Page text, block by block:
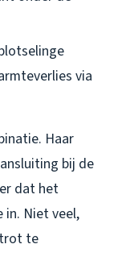
via
Haar
bij de
dat het
in. Niet veel,
te